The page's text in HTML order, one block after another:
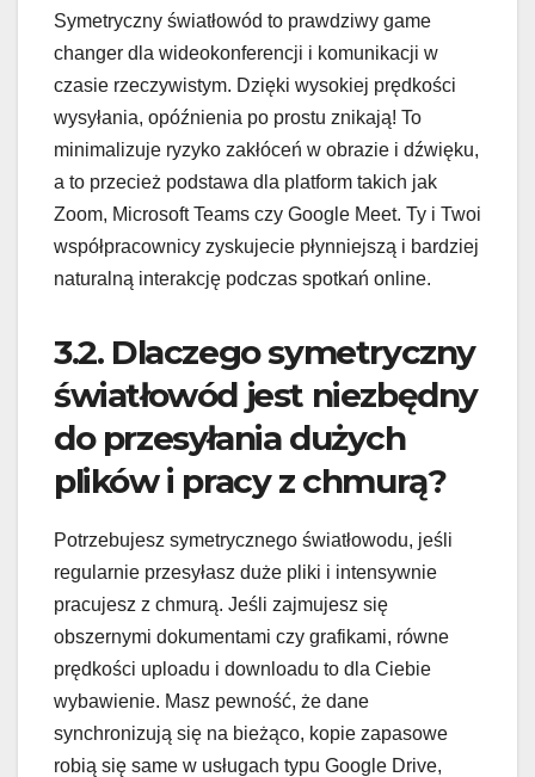
Symetryczny światłowód to prawdziwy game
changer dla wideokonferencji i komunikacji w
czasie rzeczywistym. Dzięki wysokiej prędkości
wysyłania, opóźnienia po prostu znikają! To
minimalizuje ryzyko zakłóceń w obrazie i dźwięku,
a to przecież podstawa dla platform takich jak
Zoom, Microsoft Teams czy Google Meet. Ty i Twoi
współpracownicy zyskujecie płynniejszą i bardziej
naturalną interakcję podczas spotkań online.
3.2. Dlaczego symetryczny
światłowód jest niezbędny
do przesyłania dużych
plików i pracy z chmurą?
Potrzebujesz symetrycznego światłowodu, jeśli
regularnie przesyłasz duże pliki i intensywnie
pracujesz z chmurą. Jeśli zajmujesz się
obszernymi dokumentami czy grafikami, równe
prędkości uploadu i downloadu to dla Ciebie
wybawienie. Masz pewność, że dane
synchronizują się na bieżąco, kopie zapasowe
robią się same w usługach typu Google Drive,